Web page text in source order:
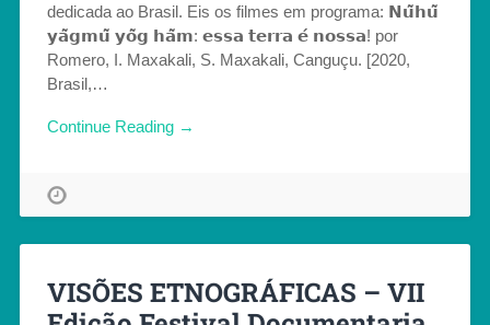
dedicada ao Brasil. Eis os filmes em programa: 𝗡𝘂̃𝗵𝘂̃
𝘆𝗮̃𝗴𝗺𝘂̃ 𝘆𝗼̃𝗴 𝗵𝗮̃𝗺: 𝗲𝘀𝘀𝗮 𝘁𝗲𝗿𝗿𝗮 𝗲́ 𝗻𝗼𝘀𝘀𝗮! por
Romero, I. Maxakali, S. Maxakali, Canguçu. [2020,
Brasil,…
Continue Reading →
VISÕES ETNOGRÁFICAS – VII